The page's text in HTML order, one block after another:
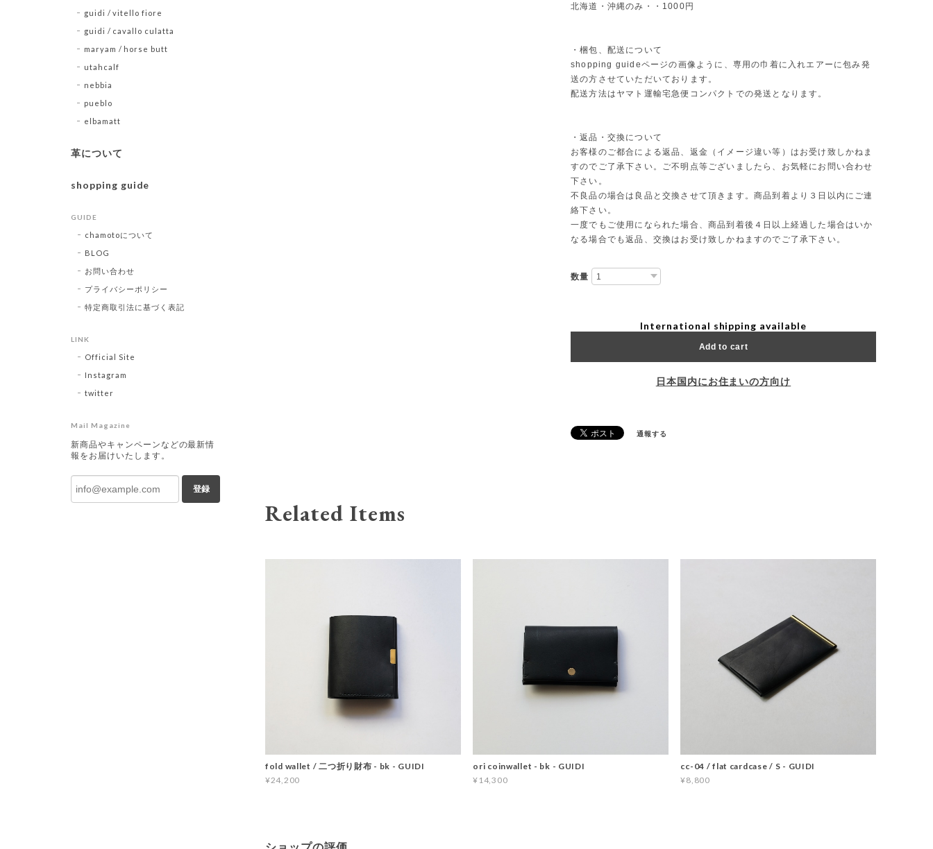
北海道・沖縄のみ・・1000円
・梱包、配送について
shopping guideページの画像ように、専用の巾着に入れエアーに包み発
送の方させていただいております。
配送方法はヤマト運輸宅急便コンパクトでの発送となります。
・返品・交換について
お客様のご都合による返品、返金（イメージ違い等）はお受け致しかねま
すのでご了承下さい。ご不明点等ございましたら、お気軽にお問い合わせ
下さい。
不良品の場合は良品と交換させて頂きます。商品到着より３日以内にご連
絡下さい。
一度でもご使用になられた場合、商品到着後４日以上経過した場合はいか
なる場合でも返品、交換はお受け致しかねますのでご了承下さい。
数量
International shipping available
Add to cart
日本国内にお住まいの方向け
通報する
Related Items
fold wallet / 二つ折り財布 - bk - GUIDI
¥24,200
ori coinwallet - bk - GUIDI
¥14,300
cc-04 / flat cardcase / S - GUIDI
¥8,800
guidi / vitello fiore
guidi / cavallo culatta
maryam / horse butt
utahcalf
nebbia
pueblo
elbamatt
革について
shopping guide
GUIDE
chamotoについて
BLOG
お問い合わせ
プライバシーポリシー
特定商取引法に基づく表記
LINK
Official Site
Instagram
twitter
Mail Magazine
新商品やキャンペーンなどの最新情
報をお届けいたします。
登録